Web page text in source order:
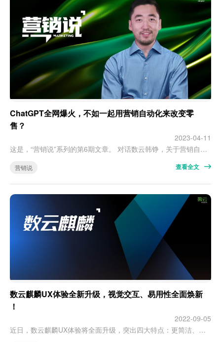
ChatGPT全网爆火，不如一起用营销自动化来改变零
售？
2023-04-11
这是，“营销说”系列的第6期文章。 对话数云韩铮，关于营销自动化的8问8答。 前言 “营销自动化”近几年在营销圈获得广泛关注，2023年依然热度不减。 当把时间轴拉长到5年、10年去看，我们会发现：在整个企业消费者运营板块中，营销自动化逐渐被赋予了一个清晰的坐标。 近期，Open AI推出对话式聊天式机器人ChatGPT；3月14日,ChatGPT-4正式发布：这位“新晋网红”的热度…
营销说 查看全文
数云麒麟UX体验全新升级，视觉交互、易用性全面焕新
！
2022-09-05
近日，数云麒麟UX体验将全面升级，突出四大特点：更简洁、更高效、更专业、更易用。此次升级后，数云麒麟的功能模块更加清晰易用，围绕视觉友好度、交互易用性、操作便捷性等实现全面焕新。 以客户为中心，提供给客户一个高效、专业、易用的产品，这是数云用户体验设计的初心。 “他”究竟焕新成什么模样？ 带着这个问题，我们一探究竟。 01、初衷：一切为了提升用户体验 数云麒麟UX体验升级背后，是数云麒麟团队对用户…